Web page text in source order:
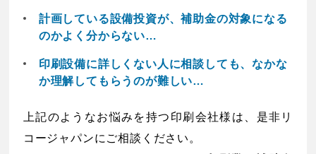
計画している設備投資が、補助金の対象になる
のかよく分からない…
印刷設備に詳しくない人に相談しても、なかな
か理解してもらうのが難しい…
上記のようなお悩みを持つ印刷会社様は、是非リ
コージャパンにご相談ください。